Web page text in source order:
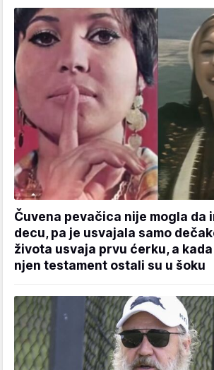
Čuvena pevačica nije mogla da
decu, pa je usvajala samo
života usvaja prvu ćerku, a
njen testament ostali su u šoku